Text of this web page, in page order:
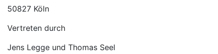
50827 Köln
Vertreten durch
Jens Legge und Thomas Seel